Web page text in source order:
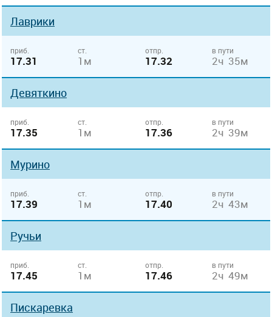
Лаврики
приб.
17.31
ст.
1м
отпр.
17.32
в пути
2ч 35м
Девяткино
приб.
17.35
ст.
1м
отпр.
17.36
в пути
2ч 39м
Мурино
приб.
17.39
ст.
1м
отпр.
17.40
в пути
2ч 43м
Ручьи
приб.
17.45
ст.
1м
отпр.
17.46
в пути
2ч 49м
Пискаревка